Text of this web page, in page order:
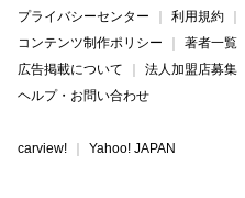
プライバシーセンター
利用規約
コンテンツ制作ポリシー
著者一覧
広告掲載について
法人加盟店募集
ヘルプ・お問い合わせ
carview! Yahoo! JAPAN